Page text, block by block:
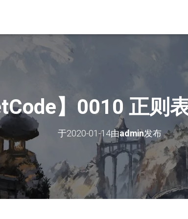
】0010 正则
于2020-01-14由admin发布